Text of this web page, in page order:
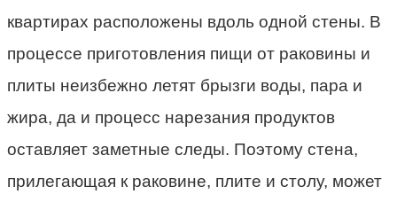
квартирах расположены вдоль одной стены. В
процессе приготовления пищи от раковины и
плиты неизбежно летят брызги воды, пара и
жира, да и процесс нарезания продуктов
оставляет заметные следы. Поэтому стена,
прилегающая к раковине, плите и столу, может